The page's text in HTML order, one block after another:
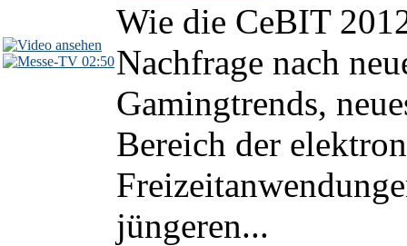
02:50
Wie die CeBIT
Nachfrage nach
Gamingtrends,
Bereich der
jüngeren...